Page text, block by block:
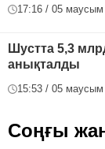
17:16 / 05 маусым
Шустта 5,3
анықталды
15:53 / 05 маусым
Соңғы